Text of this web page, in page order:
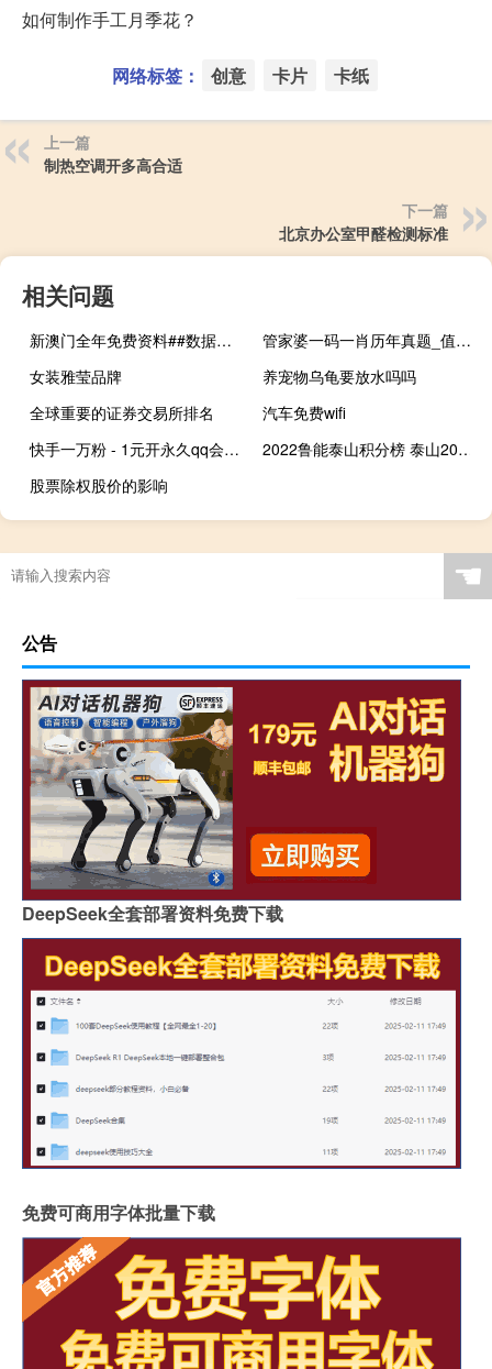
如何制作手工月季花？
网络标签： 创意 卡片 卡纸
上一篇
制热空调开多高合适
下一篇
北京办公室甲醛检测标准
相关问题
新澳门全年免费资料##数据对比最佳释义解答-3077.XM0.158
管家婆一码一肖历年真题_值得支持_V29.83.87
女装雅莹品牌
养宠物乌龟要放水吗吗
全球重要的证券交易所排名
汽车免费wifi
快手一万粉 - 1元开永久qq会员网站卡盟
2022鲁能泰山积分榜 泰山2022最新赛程表
股票除权股价的影响
☚
公告
DeepSeek全套部署资料免费下载
免费可商用字体批量下载